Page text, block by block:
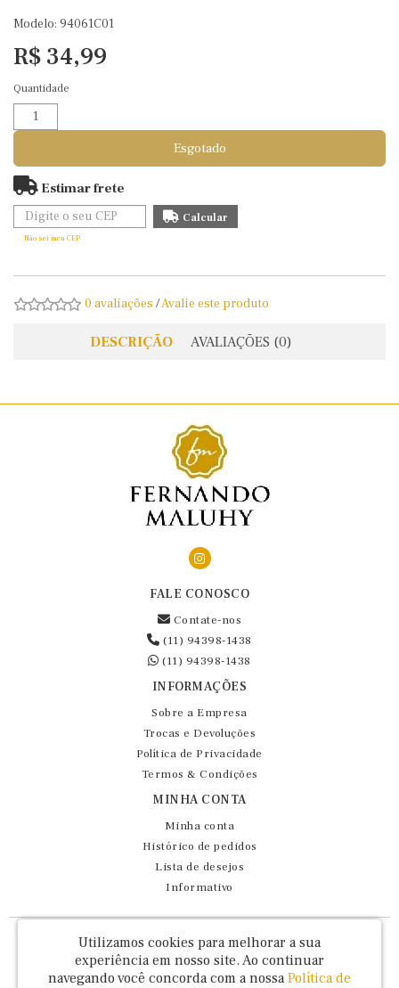
Modelo: 94061C01
R$ 34,99
Quantidade
Esgotado
Estimar frete
Não sei meu CEP
0 avaliações /Avalie este produto
DESCRIÇÃO AVALIAÇÕES (0)
FALE CONOSCO
Contate-nos
(11) 94398-1438
(11) 94398-1438
INFORMAÇÕES
Sobre a Empresa
Trocas e Devoluções
Política de Privacidade
Termos & Condições
MINHA CONTA
Minha conta
Histórico de pedidos
Lista de desejos
Informativo
Fernando Maluhy Cia Ltda - CNPJ: 60.458.825/0001-86
Rua Dr Euclydes da Cunha, 47 - Brás - São Paulo / SP - CEP 03016-030
Utilizamos cookies para melhorar a sua
experiência em nosso site. Ao continuar
navegando você concorda com a nossa Política de